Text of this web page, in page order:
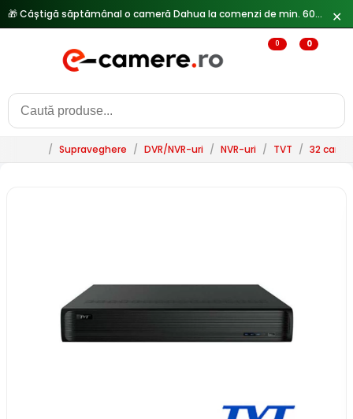
🎁 Câștigă săptămânal o cameră Dahua la comenzi de min. 600 lei — ✕
0 0
/ Supraveghere / DVR/NVR-uri / NVR-uri / TVT / 32